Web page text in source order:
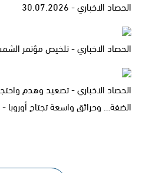
الحصاد الاخباري - 30.07.2026
الحصاد الاخباري - تلخيص مؤتمر الشمس
الحصاد الاخباري - تصعيد وهدم
الضفة… وحرائق واسعة تجتاح أوروبا - 28.07.2026